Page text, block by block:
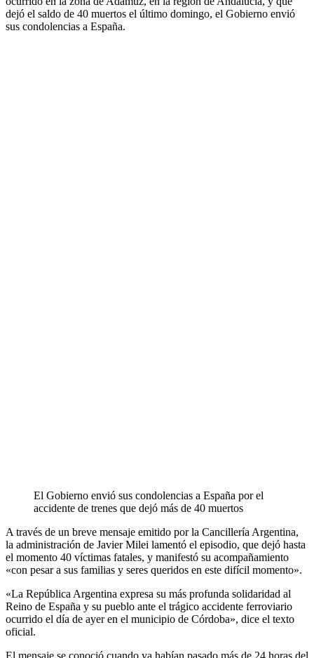
dejó el saldo de 40 muertos el último domingo, el Gobierno envió
sus condolencias a España.
El Gobierno envió sus condolencias a España por el
accidente de trenes que dejó más de 40 muertos
A través de un breve mensaje emitido por la Cancillería Argentina,
la administración de Javier Milei lamentó el episodio, que dejó hasta
el momento 40 víctimas fatales, y manifestó su acompañamiento
«con pesar a sus familias y seres queridos en este difícil momento».
«La República Argentina expresa su más profunda solidaridad al
Reino de España y su pueblo ante el trágico accidente ferroviario
ocurrido el día de ayer en el municipio de Córdoba», dice el texto
oficial.